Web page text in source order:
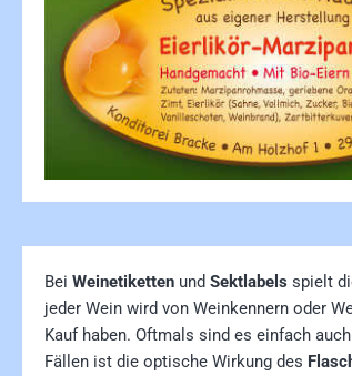
Bei Weinetiketten und Sektlabels spielt
jeder Wein wird von Weinkennern oder
Kauf haben. Oftmals sind es einfach
Fällen ist die optische Wirkung des